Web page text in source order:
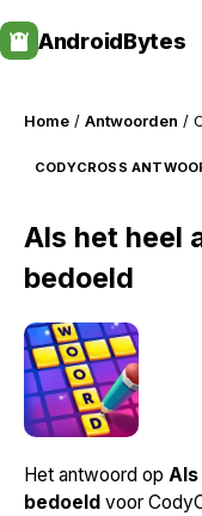
to
content
AndroidBytes
Home / Antwoorden /
CODYCROSS
Als het heel
bedoeld
Het antwoord op
bedoeld voor